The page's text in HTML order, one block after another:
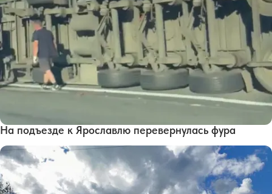
На подъезде к Ярославлю перевернулась фура